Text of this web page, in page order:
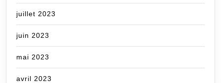
juillet 2023
juin 2023
mai 2023
avril 2023